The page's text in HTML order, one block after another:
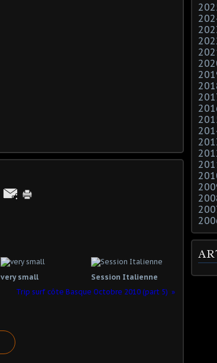
very small
Session Italienne
Trip surf côte Basque Octobre 2010 (part 5)